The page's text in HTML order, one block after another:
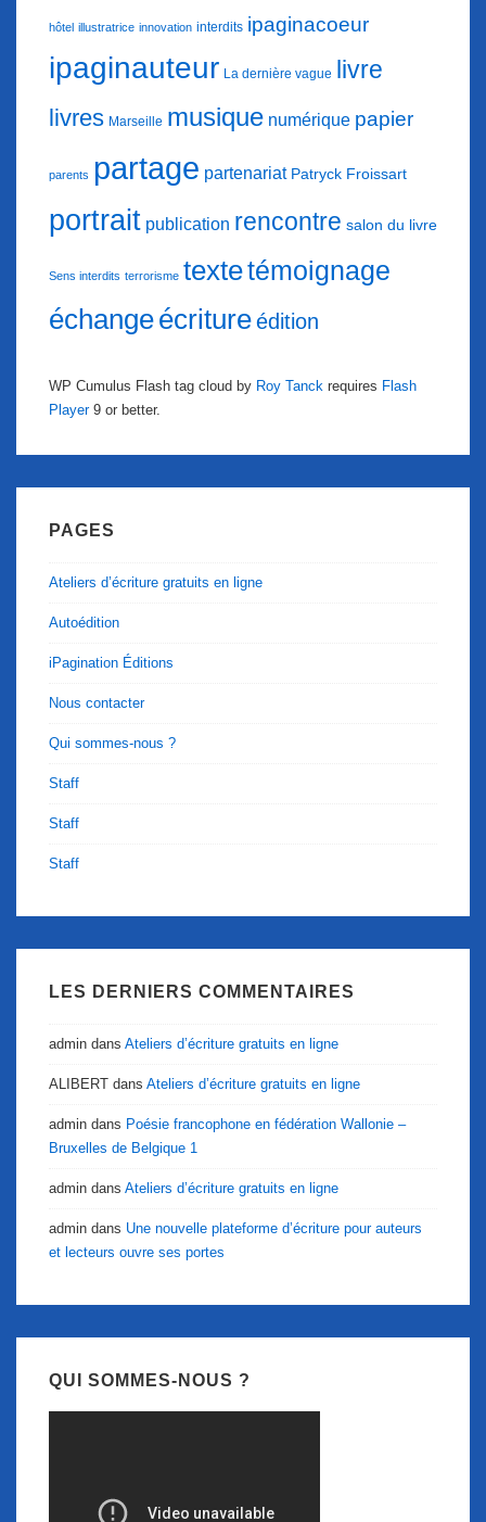
hôtel illustratrice innovation interdits ipaginacoeur
ipaginauteur La dernière vague livre
livres Marseille musique numérique papier
parents partage partenariat Patryck Froissart
portrait publication rencontre salon du livre
Sens interdits terrorisme textetémoignage
échangeécritureédition
WP Cumulus Flash tag cloud by Roy Tanck requires Flash
Player9 or better.
PAGES
Ateliers d’écriture gratuits en ligne
Autoédition
iPagination Éditions
Nous contacter
Qui sommes-nous ?
Staff
Staff
Staff
LES DERNIERS COMMENTAIRES
admin dans Ateliers d’écriture gratuits en ligne
ALIBERT dans Ateliers d’écriture gratuits en ligne
admin dans Poésie francophone en fédération Wallonie –
Bruxelles de Belgique 1
admin dans Ateliers d’écriture gratuits en ligne
admin dans Une nouvelle plateforme d’écriture pour auteurs
et lecteurs ouvre ses portes
QUI SOMMES-NOUS ?